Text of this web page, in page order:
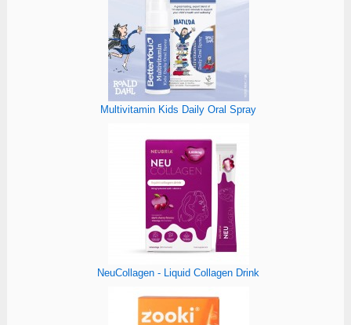
Multivitamin Kids Daily Oral Spray
NeuCollagen - Liquid Collagen Drink